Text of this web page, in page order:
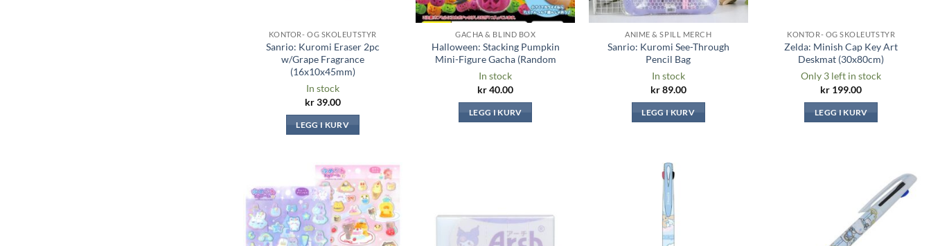
KONTOR- OG SKOLEUTSTYR
Sanrio: Kuromi Eraser 2pc
w/Grape Fragrance
(16x10x45mm)
In stock
kr39.00
LEGG I KURV
GACHA & BLIND BOX
Halloween: Stacking Pumpkin
Mini-Figure Gacha (Random
In stock
kr40.00
LEGG I KURV
ANIME & SPILL MERCH
Sanrio: Kuromi See-Through
Pencil Bag
In stock
kr89.00
LEGG I KURV
KONTOR- OG SKOLEUTSTYR
Zelda: Minish Cap Key Art
Deskmat (30x80cm)
Only 3 left in stock
kr 199.00
LEGG I KURV
Legg til i
ønskeliste
Legg til i
ønskeliste